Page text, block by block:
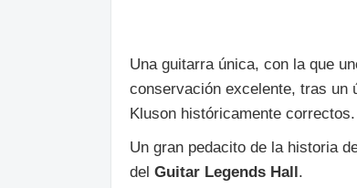
Una guitarra única, con la que
conservación excelente, tras un
Kluson históricamente correctos.
Un gran pedacito de la historia
del Guitar Legends Hall .